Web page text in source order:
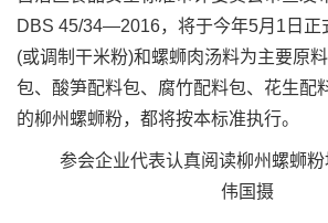
DBS 45/34—2016，将于今年5月1日正
(或调制干米粉)和螺蛳肉汤料为主要原
包、酸笋配料包、腐竹配料包、花生配
的柳州螺蛳粉，都将按本标准执行。
参会企业代表认真阅读柳州螺蛳粉
伟国摄